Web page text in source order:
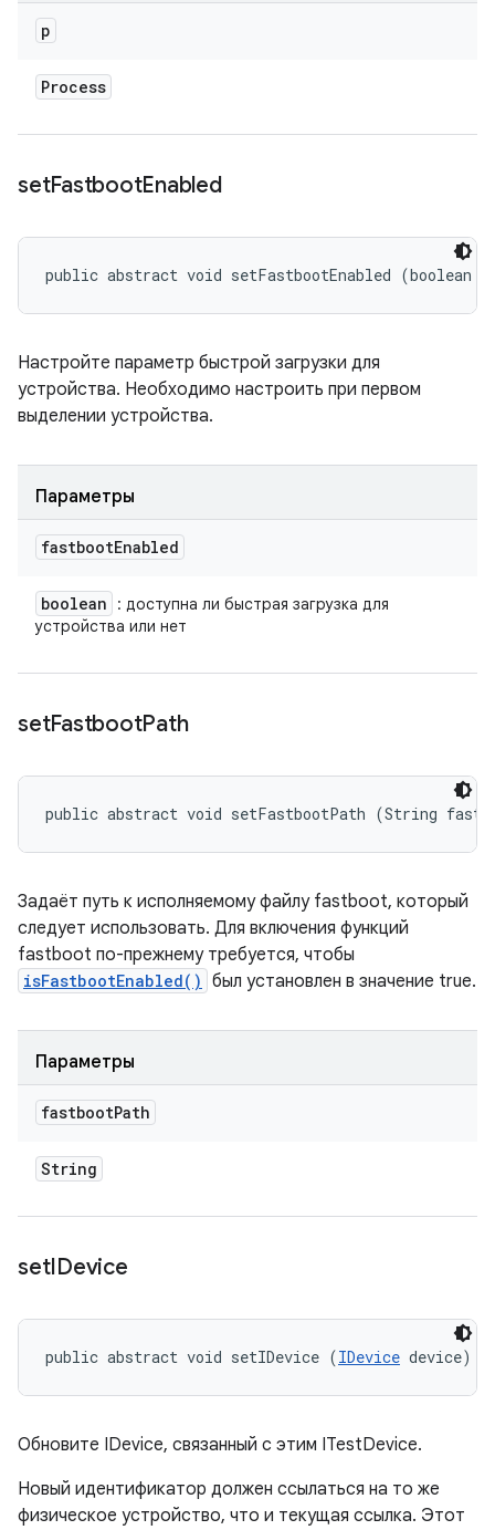
p
Process
setFastbootEnabled
public abstract void setFastbootEnabled (boolean
Настройте параметр быстрой загрузки для
устройства. Необходимо настроить при первом
выделении устройства.
Параметры
fastbootEnabled
boolean
: доступна ли быстрая загрузка для
устройства или нет
setFastbootPath
public abstract void setFastbootPath (String
Задаёт путь к исполняемому файлу fastboot, который
следует использовать. Для включения функций
fastboot по-прежнему требуется, чтобы
isFastbootEnabled() был установлен в значение true.
Параметры
fastbootPath
String
setIDevice
public abstract void setIDevice (IDevice device)
Обновите IDevice, связанный с этим ITestDevice.
Новый идентификатор должен ссылаться на то же
физическое устройство, что и текущая ссылка. Этот